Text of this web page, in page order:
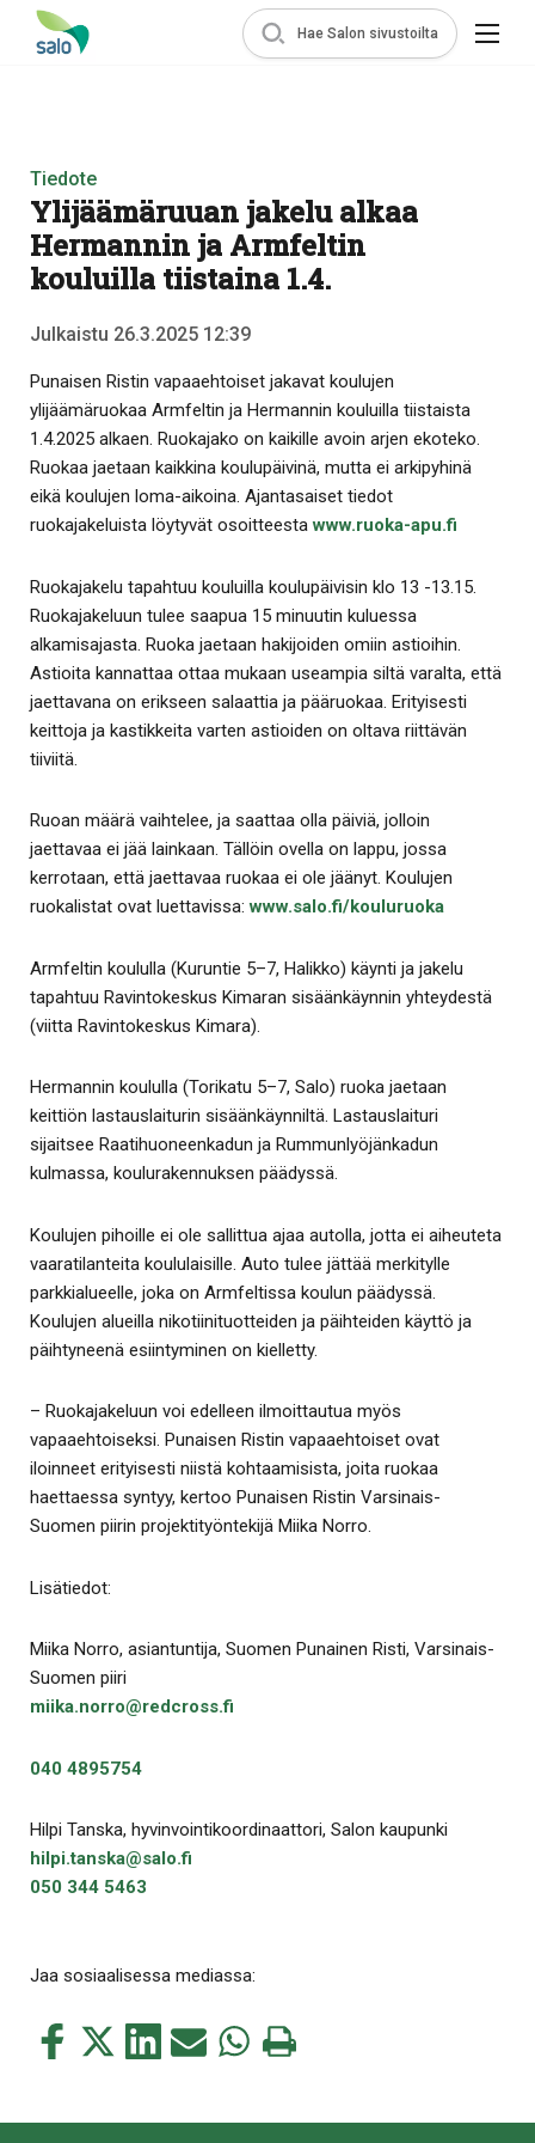
Hae Salon sivustoilta
Tiedote
Ylijäämäruuan jakelu alkaa
Hermannin ja Armfeltin
kouluilla tiistaina 1.4.
Julkaistu 26.3.2025 12:39
Punaisen Ristin vapaaehtoiset jakavat koulujen
ylijäämäruokaa Armfeltin ja Hermannin kouluilla tiistaista
1.4.2025 alkaen. Ruokajako on kaikille avoin arjen ekoteko.
Ruokaa jaetaan kaikkina koulupäivinä, mutta ei arkipyhinä
eikä koulujen loma-aikoina. Ajantasaiset tiedot
ruokajakeluista löytyvät osoitteestawww.ruoka-apu.fi
Ruokajakelu tapahtuu kouluilla koulupäivisin klo 13 -13.15.
Ruokajakeluun tulee saapua 15 minuutin kuluessa
alkamisajasta. Ruoka jaetaan hakijoiden omiin astioihin.
Astioita kannattaa ottaa mukaan useampia siltä varalta, että
jaettavana on erikseen salaattia ja pääruokaa. Erityisesti
keittoja ja kastikkeita varten astioiden on oltava riittävän
tiiviitä.
Ruoan määrä vaihtelee, ja saattaa olla päiviä, jolloin
jaettavaa ei jää lainkaan. Tällöin ovella on lappu, jossa
kerrotaan, että jaettavaa ruokaa ei ole jäänyt. Koulujen
ruokalistat ovat luettavissa:www.salo.fi/kouluruoka
Armfeltin koululla (Kuruntie 5–7, Halikko) käynti ja jakelu
tapahtuu Ravintokeskus Kimaran sisäänkäynnin yhteydestä
(viitta Ravintokeskus Kimara).
Hermannin koululla (Torikatu 5–7, Salo) ruoka jaetaan
keittiön lastauslaiturin sisäänkäynniltä. Lastauslaituri
sijaitsee Raatihuoneenkadun ja Rummunlyöjänkadun
kulmassa, koulurakennuksen päädyssä.
Koulujen pihoille ei ole sallittua ajaa autolla, jotta ei aiheuteta
vaaratilanteita koululaisille. Auto tulee jättää merkitylle
parkkialueelle, joka on Armfeltissa koulun päädyssä.
Koulujen alueilla nikotiinituotteiden ja päihteiden käyttö ja
päihtyneenä esiintyminen on kielletty.
– Ruokajakeluun voi edelleen ilmoittautua myös
vapaaehtoiseksi. Punaisen Ristin vapaaehtoiset ovat
iloinneet erityisesti niistä kohtaamisista, joita ruokaa
haettaessa syntyy, kertoo Punaisen Ristin Varsinais-
Suomen piirin projektityöntekijä Miika Norro.
Lisätiedot:
Miika Norro, asiantuntija, Suomen Punainen Risti, Varsinais-
Suomen piiri
miika.norro@redcross.fi
040 4895754
Hilpi Tanska, hyvinvointikoordinaattori, Salon kaupunki
hilpi.tanska@salo.fi
050 344 5463
Jaa sosiaalisessa mediassa:
Jaa
Jaa
Jaa Jaa Jaa Tulosta